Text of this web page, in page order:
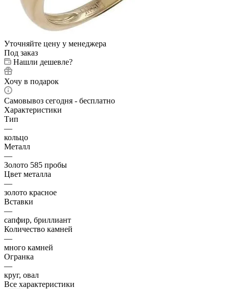
Уточняйте цену у менеджера
Под заказ
Нашли дешевле?
Хочу в подарок
Самовывоз сегодня - бесплатно
Характеристики
Тип
—
кольцо
Металл
—
Золото 585 пробы
Цвет металла
—
золото красное
Вставки
—
сапфир, бриллиант
Количество камней
—
много камней
Огранка
—
круг, овал
Все характеристики